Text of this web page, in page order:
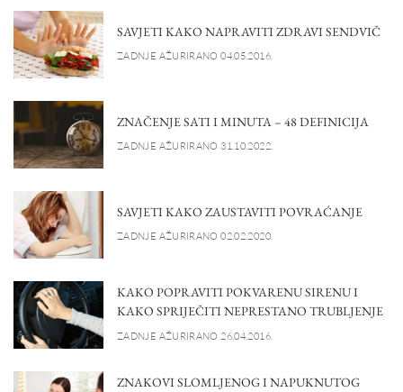
SAVJETI KAKO NAPRAVITI ZDRAVI SENDVIČ
ZADNJE AŽURIRANO 04.05.2016.
ZNAČENJE SATI I MINUTA – 48 DEFINICIJA
ZADNJE AŽURIRANO 31.10.2022.
SAVJETI KAKO ZAUSTAVITI POVRAĆANJE
ZADNJE AŽURIRANO 02.02.2020.
KAKO POPRAVITI POKVARENU SIRENU I
KAKO SPRIJEČITI NEPRESTANO TRUBLJENJE
ZADNJE AŽURIRANO 26.04.2016.
ZNAKOVI SLOMLJENOG I NAPUKNUTOG